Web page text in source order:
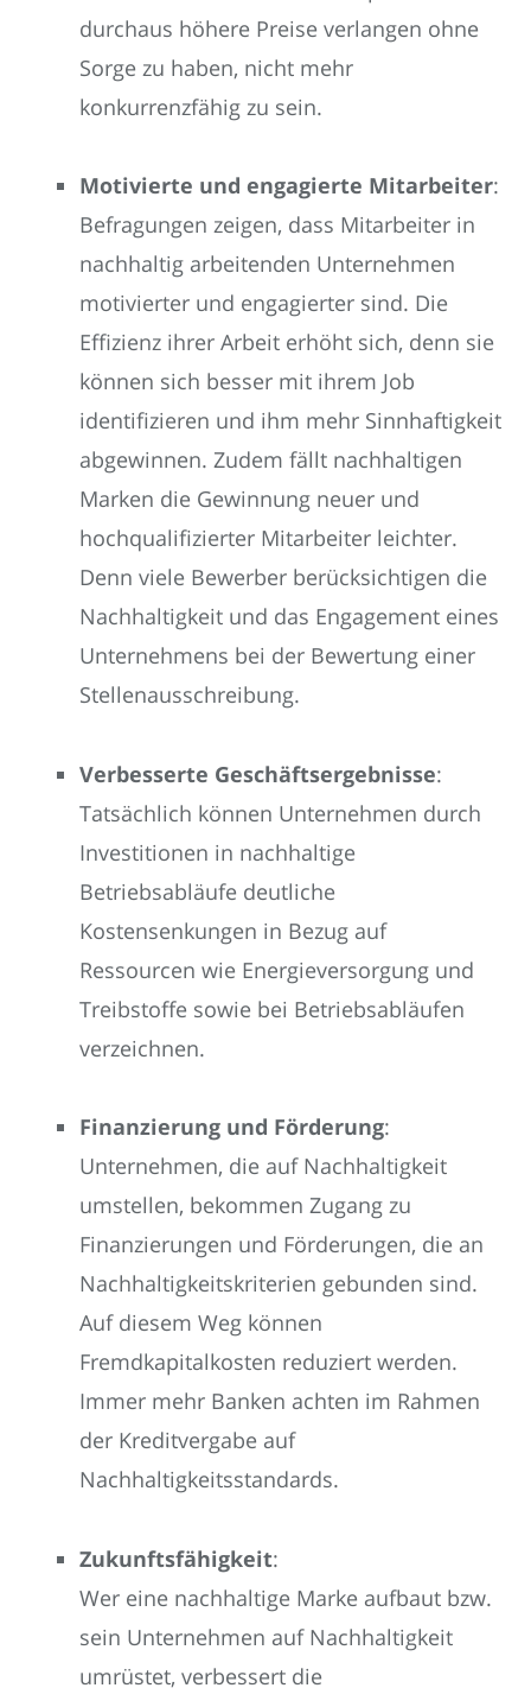
durchaus höhere Preise verlangen ohne
Sorge zu haben, nicht mehr
konkurrenzfähig zu sein.
Motivierte und engagierte Mitarbeiter:
Befragungen zeigen, dass Mitarbeiter in
nachhaltig arbeitenden Unternehmen
motivierter und engagierter sind. Die
Effizienz ihrer Arbeit erhöht sich, denn sie
können sich besser mit ihrem Job
identifizieren und ihm mehr Sinnhaftigkeit
abgewinnen. Zudem fällt nachhaltigen
Marken die Gewinnung neuer und
hochqualifizierter Mitarbeiter leichter.
Denn viele Bewerber berücksichtigen die
Nachhaltigkeit und das Engagement eines
Unternehmens bei der Bewertung einer
Stellenausschreibung.
Verbesserte Geschäftsergebnisse:
Tatsächlich können Unternehmen durch
Investitionen in nachhaltige
Betriebsabläufe deutliche
Kostensenkungen in Bezug auf
Ressourcen wie Energieversorgung und
Treibstoffe sowie bei Betriebsabläufen
verzeichnen.
Finanzierung und Förderung:
Unternehmen, die auf Nachhaltigkeit
umstellen, bekommen Zugang zu
Finanzierungen und Förderungen, die an
Nachhaltigkeitskriterien gebunden sind.
Auf diesem Weg können
Fremdkapitalkosten reduziert werden.
Immer mehr Banken achten im Rahmen
der Kreditvergabe auf
Nachhaltigkeitsstandards.
Zukunftsfähigkeit:
Wer eine nachhaltige Marke aufbaut bzw.
sein Unternehmen auf Nachhaltigkeit
umrüstet, verbessert die